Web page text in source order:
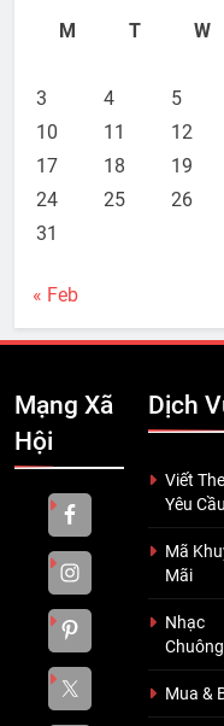
M
T W
3
4 5
10
11 12
17
18 19
24
25 26
31
« Feb
Mạng Xã
Hội
Dịch
Viết
Yêu Cầu
Mã
Mãi
Nhạc
Chuông
Mua &